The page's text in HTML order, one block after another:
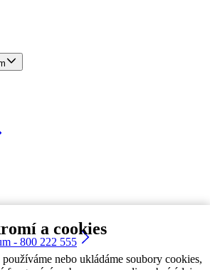
a cookies
nebo ukládáme soubory cookies,
- 800 222 555